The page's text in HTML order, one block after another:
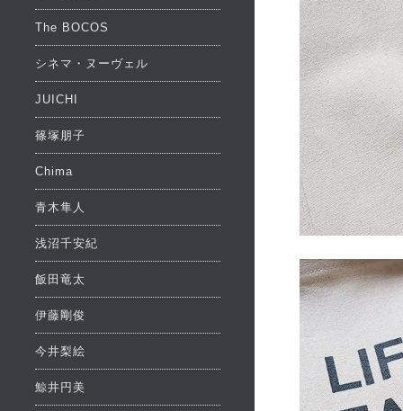
The BOCOS
シネマ・ヌーヴェル
JUICHI
篠塚朋子
Chima
青木隼人
浅沼千安紀
飯田竜太
伊藤剛俊
今井梨絵
鯨井円美